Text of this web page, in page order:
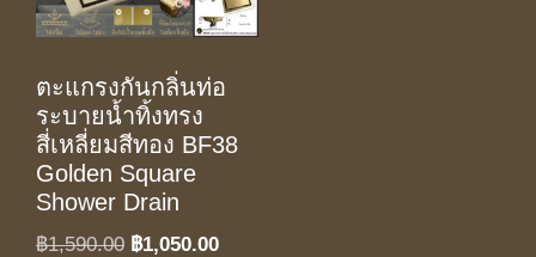
ตะแกรงกันกลิ่นท่อ
ระบายน้ำทิ้งทรง
สี่เหลี่ยมสีทอง BF38
Golden Square
Shower Drain
฿1,590.00 Original
฿1,050.00Current